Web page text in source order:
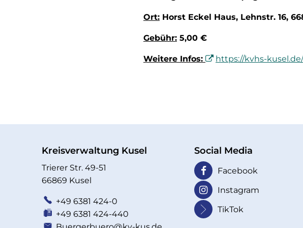
Ort: Horst Eckel Haus, Lehnstr. 16,
Gebühr: 5,00 €
Weitere Infos: https://kvhs-
Kreisverwaltung Kusel
Trierer Str. 49-51
66869 Kusel
+49 6381 424-0
+49 6381 424-440
Social Media
Facebook
Instagram
TikTok